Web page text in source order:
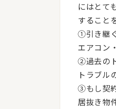
にはとて
すること
①引き継
エアコン
②過去の
トラブル
③もし契
居抜き物